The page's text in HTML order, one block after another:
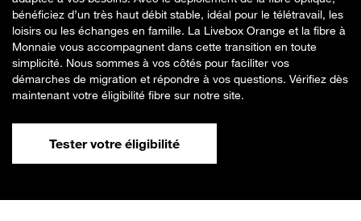
bénéficiez d’un très haut débit stable, idéal pour le télétravail, les
loisirs ou les échanges en famille. La Livebox Orange et la fibre à
Monnaie vous accompagnent dans cette transition en toute
simplicité. Nous sommes à vos côtés pour faciliter vos
démarches de migration et répondre à vos questions. Vérifiez dès
maintenant votre éligibilité fibre sur notre site.
Tester votre éligibilité